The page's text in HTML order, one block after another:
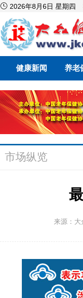
 2026年8月6日 星期四
健康新闻 养老
市场纵览
来源：